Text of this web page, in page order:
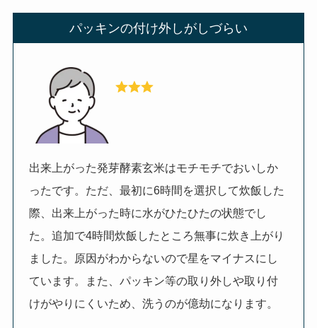
パッキンの付け外しがしづらい
出来上がった発芽酵素玄米はモチモチでおいしか
ったです。ただ、最初に6時間を選択して炊飯した
際、出来上がった時に水がひたひたの状態でし
た。追加で4時間炊飯したところ無事に炊き上がり
ました。原因がわからないので星をマイナスにし
ています。また、パッキン等の取り外しや取り付
けがやりにくいため、洗うのが億劫になります。